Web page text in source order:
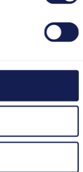
Support
ersetzen kann.
lernen oder
Lernformen wie
Kommen Ihre
müssen sie